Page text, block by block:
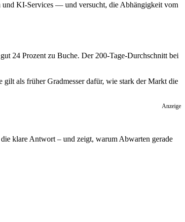
und KI-Services — und versucht, die Abhängigkeit vom
24 Prozent zu Buche. Der 200-Tage-Durchschnitt bei
gilt als früher Gradmesser dafür, wie stark der Markt die
Anzeige
klare Antwort – und zeigt, warum Abwarten gerade